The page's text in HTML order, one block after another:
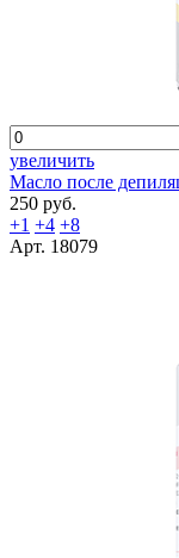
увеличить
Масло после
250 руб.
+1 +4 +8
Арт. 18079